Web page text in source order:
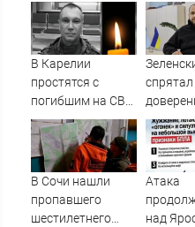
БПЛА - сбито 88
дронов - Новости
на Вести.ru
–
Новости
В Карелии
простятся с
погибшим на СВО
командиром
взвода
спрятал
в
В Сочи нашли
пропавшего
шестилетнего
Атака
над